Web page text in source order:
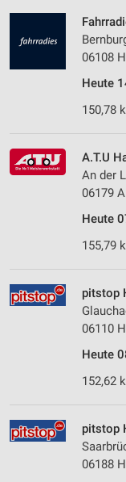
06108
Heute
150,78
A.T.U
An der
06179
Heute
155,79
pitstop
06110
Heute
152,62
pitstop
06188